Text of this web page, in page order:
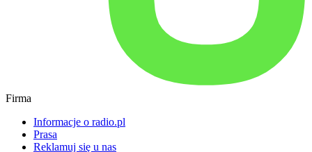
Firma
Informacje o radio.pl
Prasa
Reklamuj się u nas